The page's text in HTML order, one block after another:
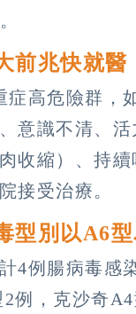
前兆快就醫
高危險群，
意識不清、
收縮）、持
接受治療。
型別以A6型
4例腸病毒感
例，克沙奇